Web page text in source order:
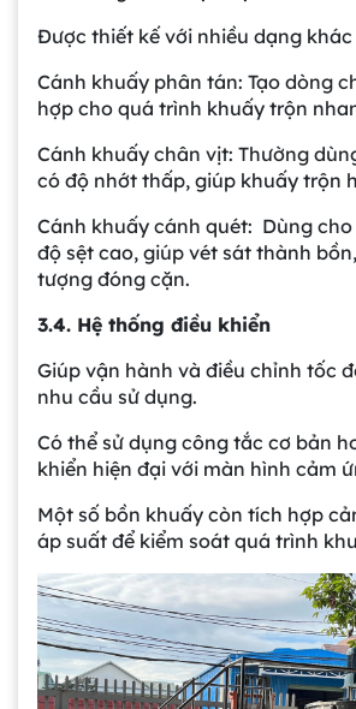
Được thiết kế với nhiều dạng
Cánh khuấy phân tán: Tạo dòng
hợp cho quá trình khuấy trộn
Cánh khuấy chân vịt: Thường
có độ nhớt thấp, giúp khuấy trộn
Cánh khuấy cánh quét: Dùng
độ sệt cao, giúp vét sát thành
tượng đóng cặn.
3.4. Hệ thống điều khiển
Giúp vận hành và điều chỉnh tốc
nhu cầu sử dụng.
Có thể sử dụng công tắc cơ bản
khiển hiện đại với màn hình cảm
Một số bồn khuấy còn tích hợp
áp suất để kiểm soát quá trình